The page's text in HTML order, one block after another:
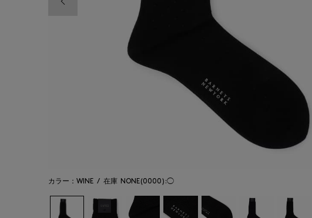
カラー：WINE / 在庫 NONE(0000):◯